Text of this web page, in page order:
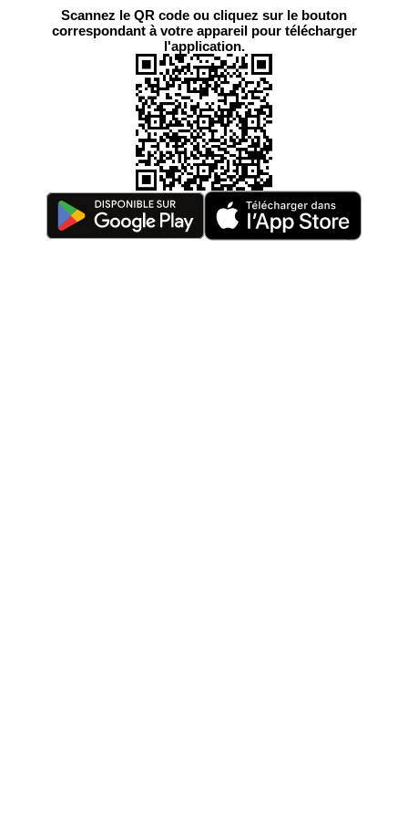
Scannez le QR code ou cliquez sur le bouton
correspondant à votre appareil pour télécharger
l'application.